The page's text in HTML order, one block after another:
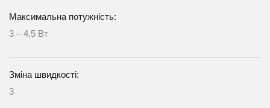
Максимальна потужність:
3 – 4,5 Вт
Зміна швидкості:
3